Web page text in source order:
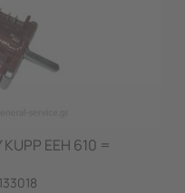
EEH 610 =